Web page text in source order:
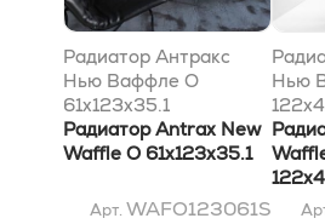
Радиатор Антракс
Нью Ваффле O
61x123x35.1
Радиатор Antrax New
Waffle O 61x123x35.1
Арт. WAFO123061S
Нью